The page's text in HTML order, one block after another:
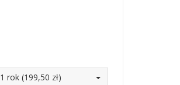
1 rok (199,50 zł)